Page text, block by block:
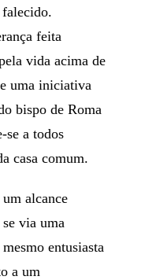
falecido.
feita
vida acima de
uma iniciativa
bispo de Roma
se a todos
casa comum.
alcance
via uma
entusiasta
a um